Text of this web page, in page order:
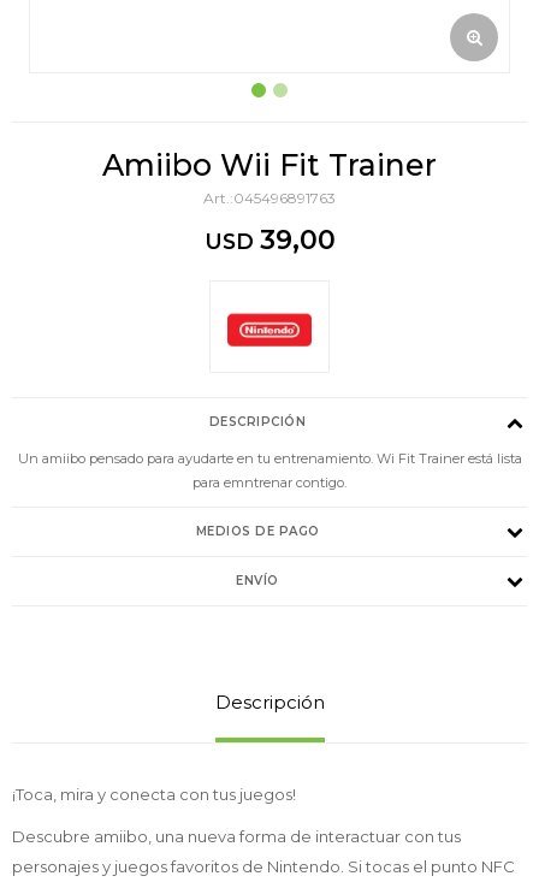
Amiibo Wii Fit Trainer
045496891763
USD 39,00
DESCRIPCIÓN
Un amiibo pensado para ayudarte en tu entrenamiento. Wi Fit Trainer está lista
para emntrenar contigo.
MEDIOS DE PAGO
ENVÍO
Descripción
¡Toca, mira y conecta con tus juegos!
Descubre amiibo, una nueva forma de interactuar con tus
personajes y juegos favoritos de Nintendo. Si tocas el punto NFC